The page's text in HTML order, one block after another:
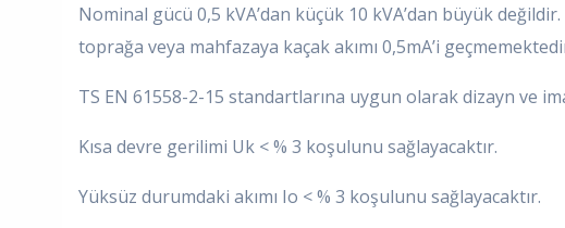
Nominal gücü 0,5 kVA’dan küçük 10 kVA’dan büyük
toprağa veya mahfazaya kaçak akımı 0,5mA’i
TS EN 61558-2-15 standartlarına uygun olarak dizayn ve
Kısa devre gerilimi Uk < % 3 koşulunu sağlayacaktır.
Yüksüz durumdaki akımı Io < % 3 koşulunu sağlayacaktır.